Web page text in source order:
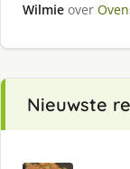
Wilmie over
Nieuwste